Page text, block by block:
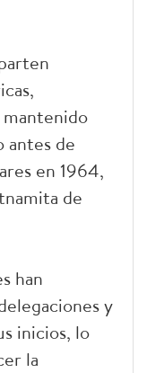
mantenido
antes de
en 1964,
de
han
y
inicios, lo
la